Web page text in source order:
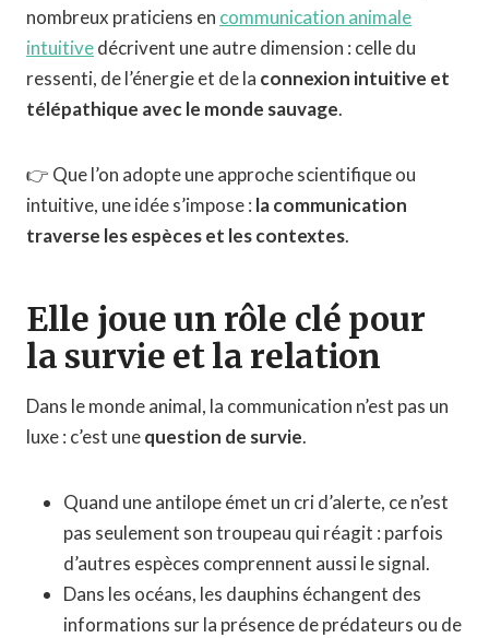
nombreux praticiens en communication animale
intuitivedécrivent une autre dimension : celle du
ressenti, de l’énergie et de la connexion intuitive et
télépathique avec le monde sauvage.
👉 Que l’on adopte une approche scientifique ou
intuitive, une idée s’impose : la communication
traverse les espèces et les contextes.
Elle joue un rôle clé pour
la survie et la relation
Dans le monde animal, la communication n’est pas un
luxe : c’est unequestion de survie.
Quand une antilope émet un cri d’alerte, ce n’est
pas seulement son troupeau qui réagit : parfois
d’autres espèces comprennent aussi le signal.
Dans les océans, les dauphins échangent des
informations sur la présence de prédateurs ou de